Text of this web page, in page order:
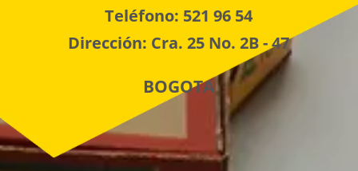
Teléfono: 521 96 54
Dirección: Cra. 25 No. 2B - 47
BOGOTA